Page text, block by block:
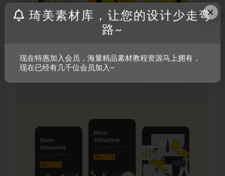
×
琦美素材库，让您的设计少走弯
路~
现在特惠加入会员，海量精品素材教程资源马上拥有，
现在已经有几千位会员加入~